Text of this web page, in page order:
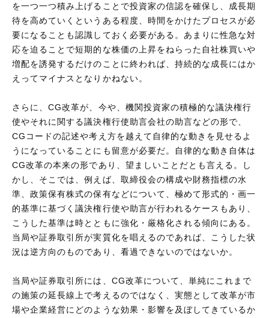
を一つ一つ積み上げることで投資家の信認を確保し、成長期
待を高めていくというある程度、時間をかけたプロセスが必
要になることも認識しておく必要がある。あまりに性急な対
応を迫ることで短期的な株価の上昇をねらった自社株買いや
増配を誘発するだけのことに終われば、持続的な成長にはか
えってマイナスとなりかねない。
さらに、CG改革が、今や、機関投資家の積極的な議決権行
使やそれに関する議決権行使助言会社の助言などの形で、
CGコードの記述や考え方を越えて自律的な動きを見せるよ
うになっていることにも留意が必要だ。自律的な動き自体は
CG改革の本来の形であり、望ましいことだとも言える。し
かし、そこでは、例えば、取締役会の構成や財務指標の水
準、政策保有株式の保有などについて、極めて形式的・画一
的基準に基づく議決権行使や助言が行われるケースもあり、
こうした基準は時とともに強化・厳格化される傾向にある。
当局や証券取引所が実質化を唱えるのであれば、こうした状
況は逆方向のものであり、看過できないのではないか。
当局や証券取引所には、CG改革について、単純にこれまで
の施策の延長線上で考えるのではなく、実態として改革が市
場や企業経営にどのような効果・影響を及ぼしてきているか